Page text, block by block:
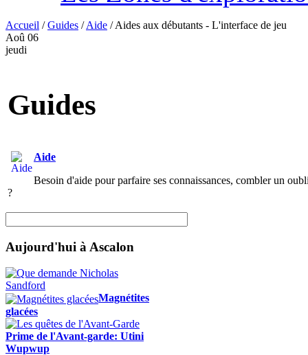
Accueil /Guides /Aide /Aides aux débutants - L'interface de jeu
Aoû 06
jeudi
Guides
Aide
Besoin d'aide pour parfaire ses connaissances, combler un
?
Aujourd'hui à Ascalon
Magnétites
glacées
Prime de l'Avant-garde: Utini
Wupwup